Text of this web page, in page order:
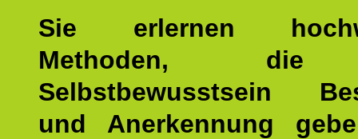
Sie erlernen
Methoden, die
Selbstbewusstsein
und Anerkennung